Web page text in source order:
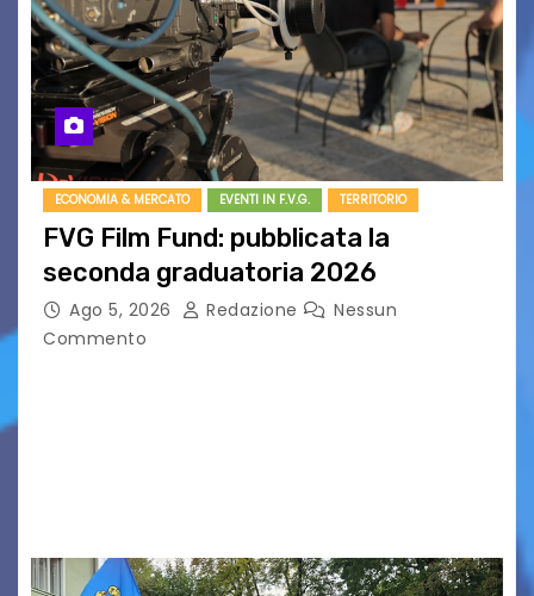
ECONOMIA & MERCATO EVENTI IN F.V.G. TERRITORIO
FVG Film Fund: pubblicata la
seconda graduatoria 2026
Ago 5, 2026 Redazione
Nessun
Commento